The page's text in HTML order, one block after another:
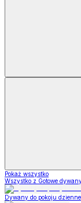
Pokaż wszystko
Wszystko z Gotowe
Dywany do pokoju